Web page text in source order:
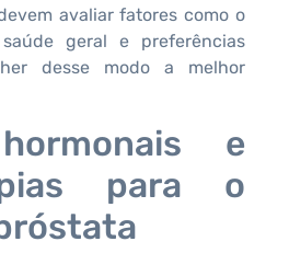
avaliar fatores como o
geral e preferências
desse modo a melhor
e
para o